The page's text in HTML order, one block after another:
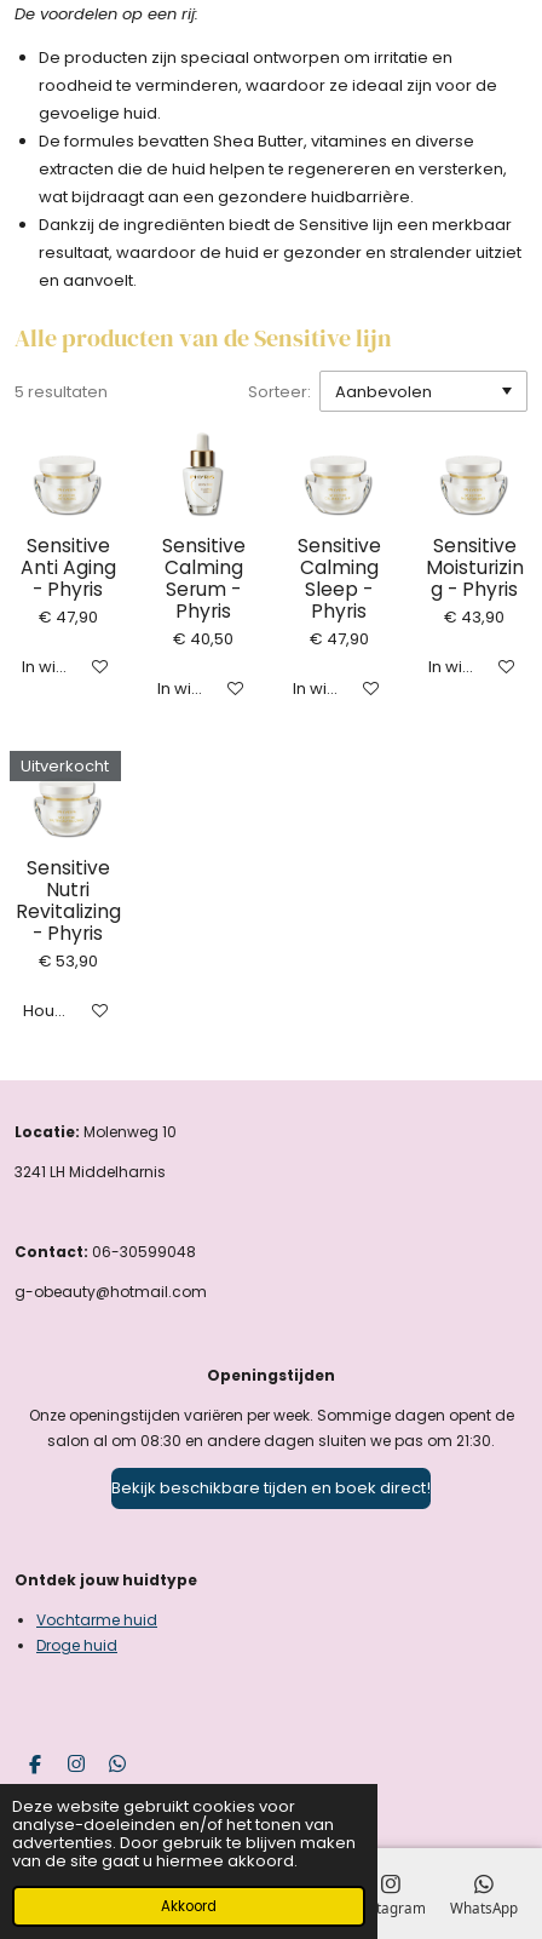
Deze website gebruikt cookies voor
analyse-doeleinden en/of het tonen van
advertenties. Door gebruik te blijven maken
van de site gaat u hiermee akkoord.
Akkoord
De voordelen op een rij:
De producten zijn speciaal ontworpen om irritatie en
roodheid te verminderen, waardoor ze ideaal zijn voor de
gevoelige huid.
De formules bevatten Shea Butter, vitamines en diverse
extracten die de huid helpen te regenereren en versterken,
wat bijdraagt aan een gezondere huidbarrière.
Dankzij de ingrediënten biedt de Sensitive lijn een merkbaar
resultaat, waardoor de huid er gezonder en stralender uitziet
en aanvoelt.
Alle producten van de Sensitive lijn
5 resultaten Sorteer:
Sensitive
Anti Aging
- Phyris
€ 47,90
In winkelwagen
Sensitive
Calming
Serum -
Phyris
€ 40,50
In winkelwagen
Sensitive
Calming
Sleep -
Phyris
€ 47,90
In winkelwagen
Sensitive
Moisturizin
g - Phyris
€ 43,90
In
Uitverkocht
Sensitive
Nutri
Revitalizing
- Phyris
€ 53,90
Houd mij op de hoogte
Locatie: Molenweg 10
3241 LH Middelharnis
Contact: 06-30599048
g-obeauty@hotmail.com
Openingstijden
Onze openingstijden variëren per week. Sommige dagen opent de
salon al om 08:30 en andere dagen sluiten we pas om 21:30.
Bekijk beschikbare tijden en boek direct!
Ontdek jouw huidtype
Vochtarme huid
Droge huid
F
a
c
e
b
o
I
n
s
t
a
g
W
h
a
t
s
A
© 2023 - 2024 G-O Beauty
Telefoonnummer Instagram WhatsApp